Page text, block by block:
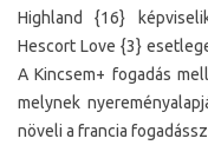
Highland {16}
Hescort Love {3}
A Kincsem+ fogadás
melynek
növeli a francia